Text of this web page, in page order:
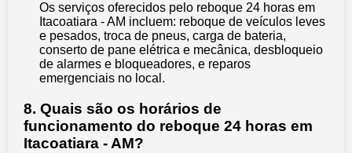
Os serviços oferecidos pelo reboque 24 horas em
Itacoatiara - AM incluem: reboque de veículos leves
e pesados, troca de pneus, carga de bateria,
conserto de pane elétrica e mecânica, desbloqueio
de alarmes e bloqueadores, e reparos
emergenciais no local.
8. Quais são os horários de
funcionamento do reboque 24 horas em
Itacoatiara - AM?